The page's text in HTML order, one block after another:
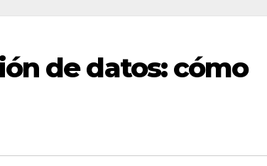
de datos: cómo